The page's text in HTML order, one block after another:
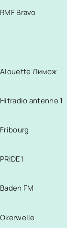
RMF Bravo
Alouette Лимож
Hitradio antenne 1
Fribourg
PRIDE1
Baden FM
Okerwelle